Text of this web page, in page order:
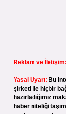
Reklam ve İletişim:
Yasal Uyarı: Bu
şirketi ile hiçbir
hazırladığımız
haber niteliği